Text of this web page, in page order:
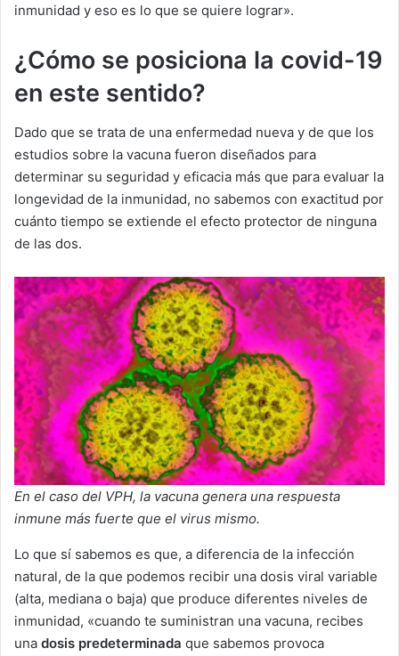
inmunidad y eso es lo que se quiere lograr».
¿Cómo se posiciona la covid-19
en este sentido?
Dado que se trata de una enfermedad nueva y de que los
estudios sobre la vacuna fueron diseñados para
determinar su seguridad y eficacia más que para evaluar la
longevidad de la inmunidad, no sabemos con exactitud por
cuánto tiempo se extiende el efecto protector de ninguna
de las dos.
En el caso del VPH, la vacuna genera una respuesta
inmune más fuerte que el virus mismo.
Lo que sí sabemos es que, a diferencia de la infección
natural, de la que podemos recibir una dosis viral variable
(alta, mediana o baja) que produce diferentes niveles de
inmunidad, «cuando te suministran una vacuna, recibes
una dosis predeterminada que sabemos provoca